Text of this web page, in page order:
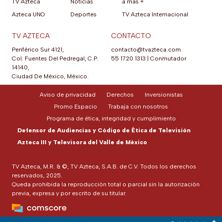
TV Azteca
Azteca UNO
Noticias
Deportes
a más +
TV Azteca Internacional
TV AZTECA
Periférico Sur 4121,
Col. Fuentes Del Pedregal, C.P.
14140,
Ciudad De México, México.
CONTACTO
contacto@tvazteca.com
55 1720 1313
Conmutador
TV Azteca, M.R. & ©, TV Azteca, S.A.B. de C.V. Todos los derechos
reservados, 2025.
Queda prohibida la reproducción total o parcial sin la autorización
previa, expresa y por escrito de su titular.
Aviso de privacidad Derechos
Inversionistas
Promo Espacio
Trabaja con nosotros
Programa de ética, integridad y cumplimiento
Defensor de Audiencias y Código de Ética de Televisión
Azteca III y Televisora del Valle de México